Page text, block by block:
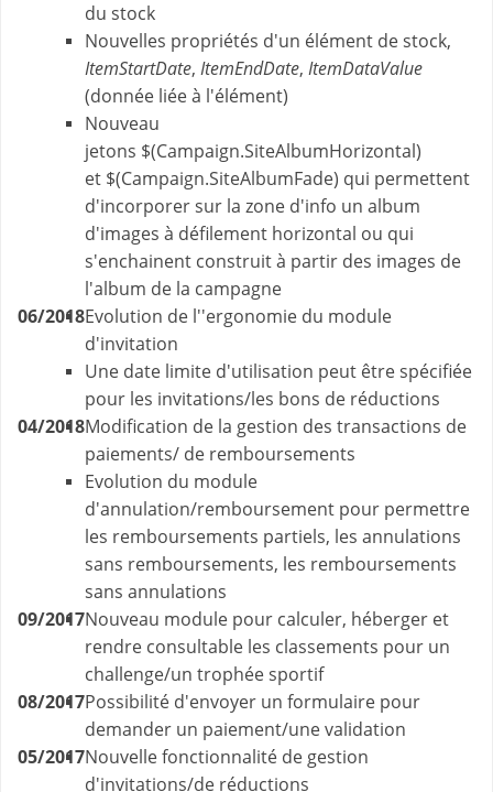
du stock
Nouvelles propriétés d'un élément de stock,
ItemStartDate, ItemEndDate, ItemDataValue
(donnée liée à l'élément)
Nouveau
jetons $(Campaign.SiteAlbumHorizontal)
et $(Campaign.SiteAlbumFade) qui permettent
d'incorporer sur la zone d'info un album
d'images à défilement horizontal ou qui
s'enchainent construit à partir des images de
l'album de la campagne
06/2018Evolution de l''ergonomie du module
d'invitation
Une date limite d'utilisation peut être spécifiée
pour les invitations/les bons de réductions
04/2018Modification de la gestion des transactions de
paiements/ de remboursements
Evolution du module
d'annulation/remboursement pour permettre
les remboursements partiels, les annulations
sans remboursements, les remboursements
sans annulations
09/2017Nouveau module pour calculer, héberger et
rendre consultable les classements pour un
challenge/un trophée sportif
08/2017Possibilité d'envoyer un formulaire pour
demander un paiement/une validation
05/2017Nouvelle fonctionnalité de gestion
d'invitations/de réductions